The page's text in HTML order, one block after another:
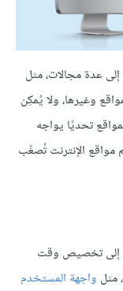
عدة مجالات، مثل
وغيرها، ولا يُمكِن
تحديًا يواجه
الإنترنت تُصعِّب
إلى تخصيص وقت
مثل واجهة المستخدم